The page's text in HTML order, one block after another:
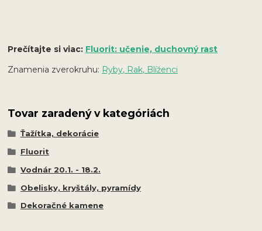
Prečítajte si viac: Fluorit: učenie, duchovný rast
Znamenia zverokruhu: Ryby, Rak, Blíženci
Tovar zaradený v kategóriách
Ťažítka, dekorácie
Fluorit
Vodnár 20.1. - 18.2.
Obelisky, kryštály, pyramídy
Dekoračné kamene